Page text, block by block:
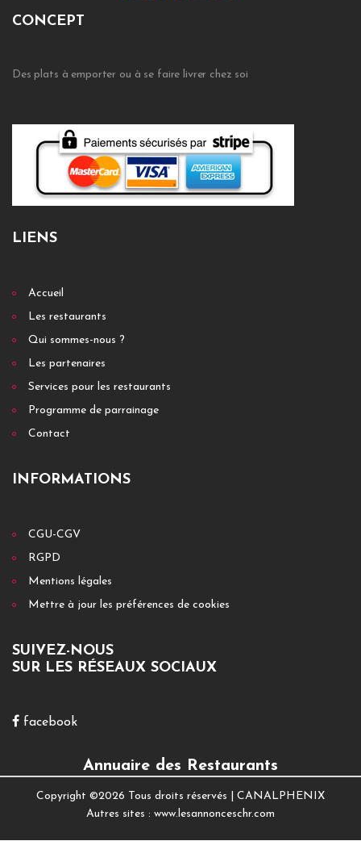
CONCEPT
Des plats à emporter ou à se faire livrer chez soi
LIENS
Accueil
Les restaurants
Qui sommes-nous ?
Les partenaires
Services pour les restaurants
Programme de parrainage
Contact
INFORMATIONS
CGU-CGV
RGPD
Mentions légales
Mettre à jour les préférences de cookies
SUIVEZ-NOUS
SUR LES RÉSEAUX SOCIAUX
facebook
Annuaire des Restaurants
Copyright ©2026 Tous droits réservés | CANALPHENIX
Autres sites : www.lesannonceschr.com